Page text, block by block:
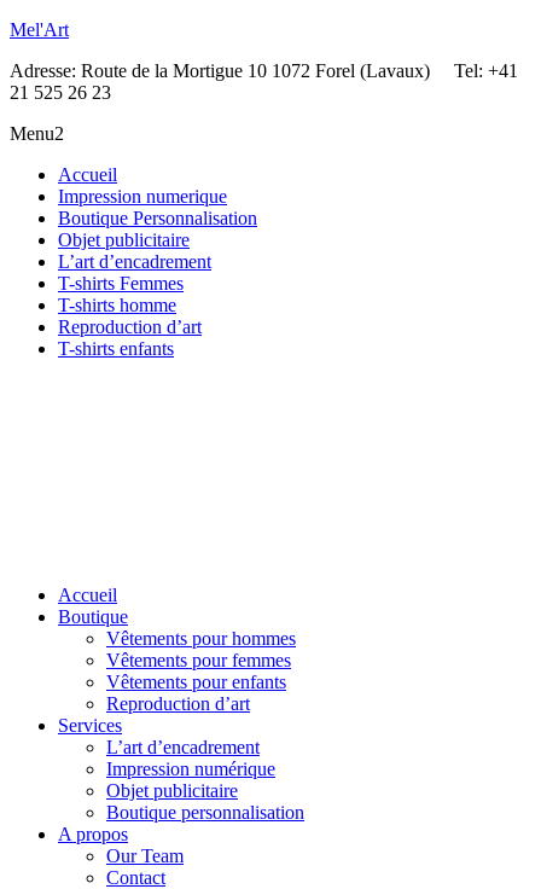
Mel'Art
Adresse: Route de la Mortigue 10 1072 Forel (Lavaux) Tel: +41
21 525 26 23
Menu2
Accueil
Impression numerique
Boutique Personnalisation
Objet publicitaire
L’art d’encadrement
T-shirts Femmes
T-shirts homme
Reproduction d’art
T-shirts enfants
Accueil
Boutique
Vêtements pour hommes
Vêtements pour femmes
Vêtements pour enfants
Reproduction d’art
Services
L’art d’encadrement
Impression numérique
Objet publicitaire
Boutique personnalisation
A propos
Our Team
Contact